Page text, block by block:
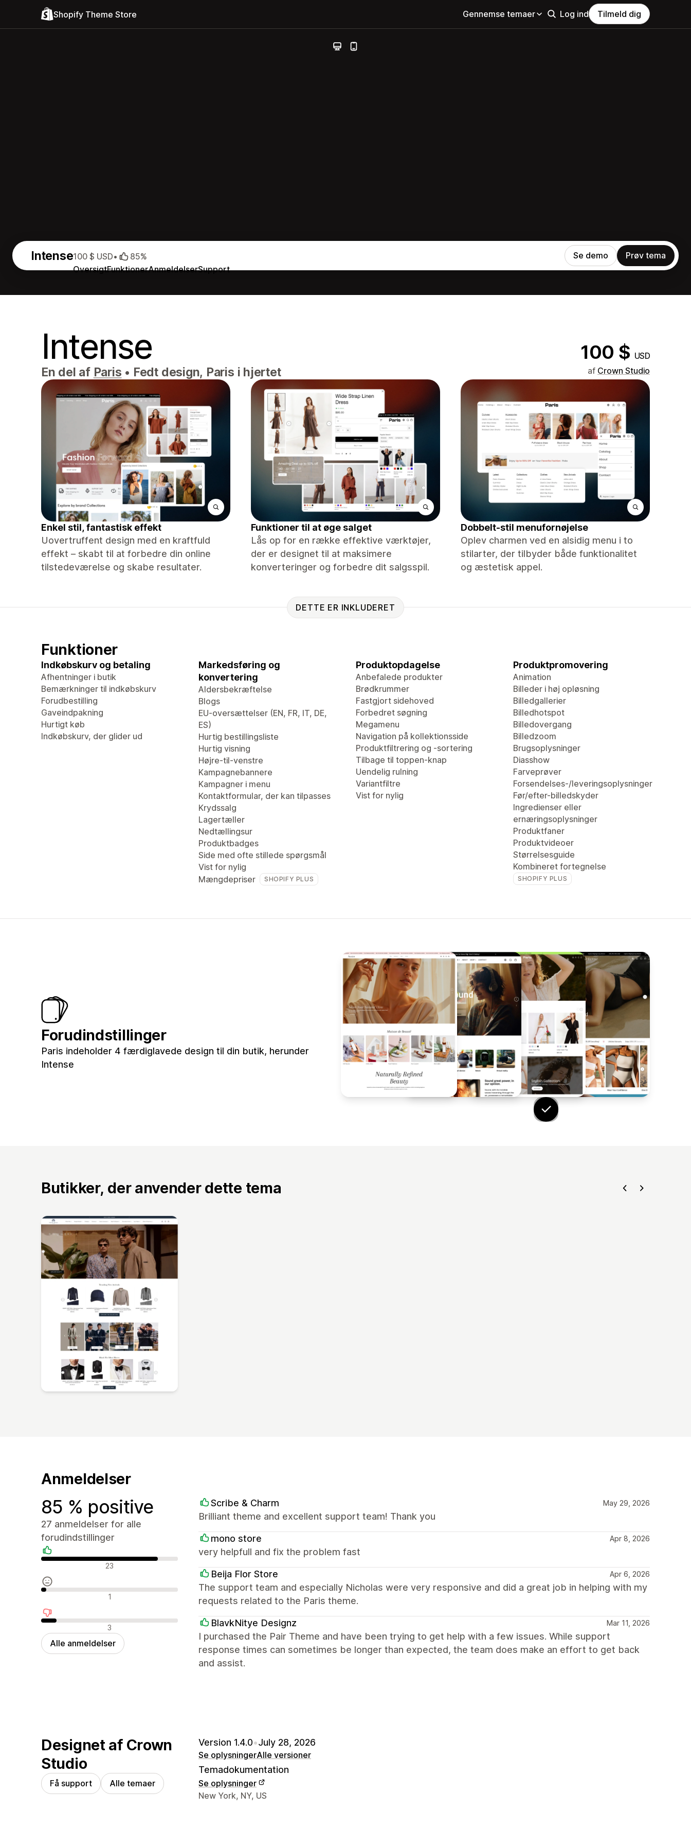
Shopify Theme Store Gennemse temaer Log ind Tilmeld dig
Intense
OversigtFunktionerAnmeldelserSupport
100 $ USD• 85% Se demo Prøv tema
Intense 100 $ USD
En del af Paris • Fedt design, Paris i hjertet af Crown Studio
Enkel stil, fantastisk effekt
Uovertruffent design med en kraftfuld
effekt – skabt til at forbedre din online
tilstedeværelse og skabe resultater.
Funktioner til at øge salget
Lås op for en række effektive værktøjer,
der er designet til at maksimere
konverteringer og forbedre dit salgsspil.
Dobbelt-stil menufornøjelse
Oplev charmen ved en alsidig menu i to
stilarter, der tilbyder både funktionalitet
og æstetisk appel.
DETTE ER INKLUDERET
Funktioner
Indkøbskurv og betaling
Afhentninger i butik
Bemærkninger til indkøbskurv
Forudbestilling
Gaveindpakning
Hurtigt køb
Indkøbskurv, der glider ud
Markedsføring og
konvertering
Aldersbekræftelse
Blogs
EU-oversættelser (EN, FR, IT, DE,
ES)
Hurtig bestillingsliste
Hurtig visning
Højre-til-venstre
Kampagnebannere
Kampagner i menu
Kontaktformular, der kan tilpasses
Krydssalg
Lagertæller
Nedtællingsur
Produktbadges
Side med ofte stillede spørgsmål
Vist for nylig
Mængdepriser
SHOPIFY PLUS
Produktopdagelse
Anbefalede produkter
Brødkrummer
Fastgjort sidehoved
Forbedret søgning
Megamenu
Navigation på kollektionsside
Produktfiltrering og -sortering
Tilbage til toppen-knap
Uendelig rulning
Variantfiltre
Vist for nylig
Produktpromovering
Animation
Billeder i høj opløsning
Billedgallerier
Billedhotspot
Billedovergang
Billedzoom
Brugsoplysninger
Diasshow
Farveprøver
Forsendelses-/leveringsoplysninger
Før/efter-billedskyder
Ingredienser eller
ernæringsoplysninger
Produktfaner
Produktvideoer
Størrelsesguide
Kombineret fortegnelse
SHOPIFY PLUS
Forudindstillinger
Paris indeholder 4 færdiglavede design til din butik, herunder
Intense
Butikker, der anvender dette tema
Anmeldelser
85 % positive
27 anmeldelser for alle
forudindstillinger
Positive anmeldelser
23
Neutrale anmeldelser
1
Negative anmeldelser
3
Alle anmeldelser
Scribe & Charm May 29, 2026
Brilliant theme and excellent support team! Thank you
mono store Apr 8, 2026
very helpfull and fix the problem fast
Beija Flor Store Apr 6, 2026
The support team and especially Nicholas were very responsive and did a great job in helping with my
requests related to the Paris theme.
BlavkNitye Designz Mar 11, 2026
I purchased the Pair Theme and have been trying to get help with a few issues. While support
response times can sometimes be longer than expected, the team does make an effort to get back
and assist.
Designet af Crown
Studio
Få support Alle temaer
Version 1.4.0•July 28, 2026
Se oplysningerAlle versioner
Temadokumentation
Se oplysninger
Se kontaktoplysninger
New York, NY, US